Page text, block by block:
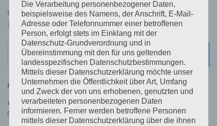
Chorprobe Sing and Swing
30. April 2024
Search
NÄCHSTE VERANSTALTUNGEN
11. August 2026,19:30 –21:30
Chorprobe Sing & Swing
Die Verarbeitung personenbezogener Daten,
beispielsweise des Namens, der Anschrift, E-Mail-
Adresse oder Telefonnummer einer betroffenen
Person, erfolgt stets im Einklang mit der
Datenschutz-Grundverordnung und in
Übereinstimmung mit den für uns geltenden
landesspezifischen Datenschutzbestimmungen.
Mittels dieser Datenschutzerklärung möchte unser
Unternehmen die Öffentlichkeit über Art, Umfang
und Zweck der von uns erhobenen, genutzten und
verarbeiteten personenbezogenen Daten
informieren. Ferner werden betroffene Personen
mittels dieser Datenschutzerklärung über die ihnen